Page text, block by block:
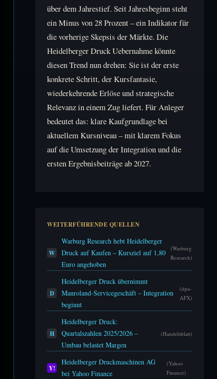
über dem Jahrestief. Seit Jahresbeginn steht
ein Minus von 28 Prozent – ein Indikator für
die vorherige Skepsis der Märkte. Die
Heidelberger Druck Uebernahme könnte
diesen Trend nun drehen: Sie ist der erste
konkrete Schritt, der Kursfantasie,
wiederkehrende Erlöse und strategische
Relevanz in einem Zug liefert. Für Anleger
bedeutet das: klare Kaufgrundlage bei
aktuellem Kursniveau – mit klarem Fokus
auf die Umsetzung der Integration und die
ersten Ergebnisbeiträge ab 2027.
WEITERFÜHRENDE QUELLEN
W
Warburg Research hebt Heidelberger
Druck auf Kaufen – Kursziel auf 1,80
Euro angehoben
(Warburg
Research)
D
Heidelberger Druck übernimmt
Manroland-Servicegeschäft – Integration
beginnt
(dpa-
AFX)
H
Heidelberger Druck:
Quartalszahlen 2025/2026 –
Umbau belastet Margen
(Handelsblatt)
Y!
Heidelberger Druckmaschinen AG
bei Yahoo Finance
(Yahoo
Finance)